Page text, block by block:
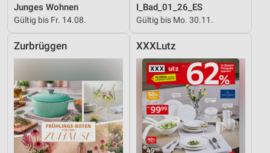
Junges Wohnen
Gültig bis Fr. 14.08.
I_Bad_01_26_ES
Gültig bis Mo. 30.11.
Zurbrüggen XXXLutz